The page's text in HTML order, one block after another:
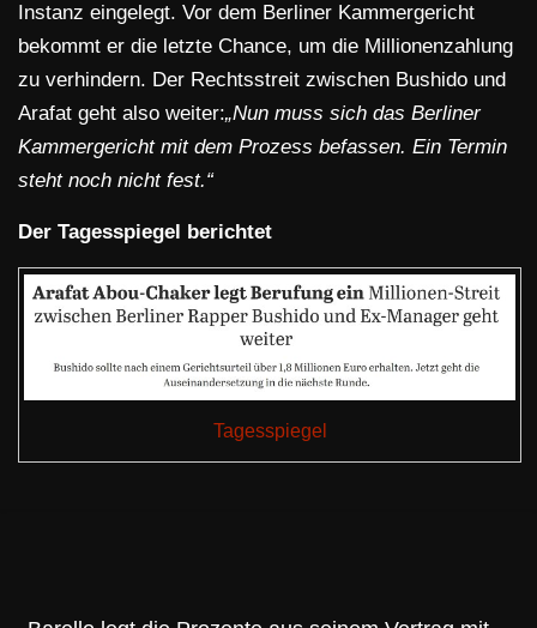
Instanz eingelegt. Vor dem Berliner Kammergericht
bekommt er die letzte Chance, um die Millionenzahlung
zu verhindern. Der Rechtsstreit zwischen Bushido und
Arafat geht also weiter:„Nun muss sich das Berliner
Kammergericht mit dem Prozess befassen. Ein Termin
steht noch nicht fest.“
Der Tagesspiegel berichtet
Tagesspiegel